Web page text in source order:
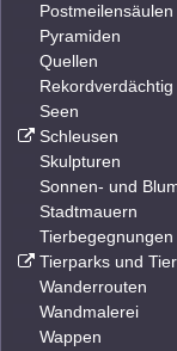
Postmeilensäulen
Pyramiden
Quellen
Rekordverdächtig
Seen
Schleusen
Skulpturen
Sonnen- und
Stadtmauern
Tierbegegnungen
Tierparks und
Wanderrouten
Wandmalerei
Wappen